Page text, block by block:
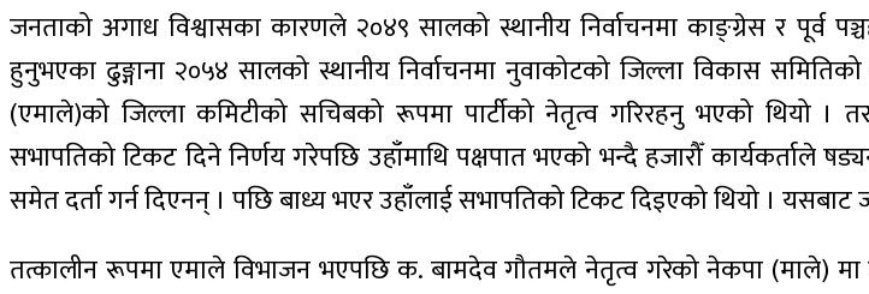
जनताको अगाध विश्वासका कारणले २०४९ सालको स्थानीय निर्वाचनमा काङ्ग्रेस र पूर्व
हुनुभएका ढुङ्गाना २०५४ सालको स्थानीय निर्वाचनमा नुवाकोटको जिल्ला विकास
(एमाले)को जिल्ला कमिटीको सचिबको रूपमा पार्टीको नेतृत्व गरिरहनु भएको थियो ।
सभापतिको टिकट दिने निर्णय गरेपछि उहाँमाथि पक्षपात भएको भन्दै हजारौँ कार्यकर्ताले
समेत दर्ता गर्न दिएनन् । पछि बाध्य भएर उहाँलाई सभापतिको टिकट दिइएको थियो ।
तत्कालीन रूपमा एमाले विभाजन भएपछि क. बामदेव गौतमले नेतृत्व गरेको नेकपा (माले) मा